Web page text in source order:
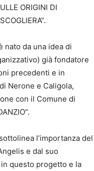
ORIGINI DI
nato da una idea di
già fondatore
precedenti e in
Nerone e Caligola,
con il Comune di
l’importanza del
e dal suo
questo progetto e la